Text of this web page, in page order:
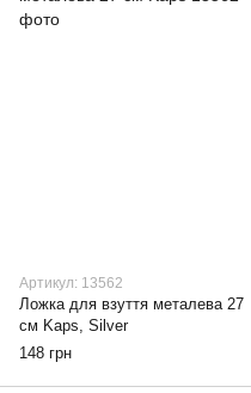
Артикул: 13562
Ложка для взуття металева 27
см Kaps, Silver
148 грн